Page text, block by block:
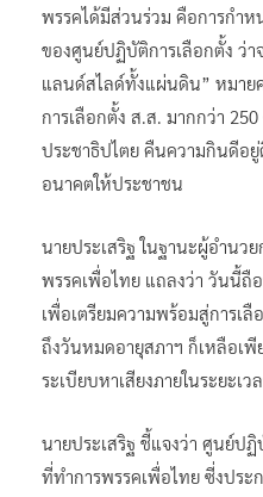
พรรคได้มีส่วนร่วม คือการกำ
ของศูนย์ปฏิบัติการเลือกตั้ง ว่
แลนด์สไลด์ทั้งแผ่นดิน” หมาย
การเลือกตั้ง ส.ส. มากกว่า
ประชาธิปไตย คืนความกินดีอ
อนาคตให้ประชาชน
นายประเสริฐ ในฐานะผู้อำนว
พรรคเพื่อไทย แถลงว่า วันนี้ถื
เพื่อเตรียมความพร้อมสู่การเ
ถึงวันหมดอายุสภาฯ ก็เหลือเพี
ระเบียบหาเสียงภายในระยะเ
นายประเสริฐ ชี้แจงว่า ศูนย์ป
ที่ทำการพรรคเพื่อไทย ซี่งประ